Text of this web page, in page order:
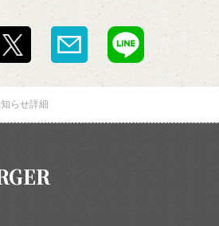
らせ詳細
情報をシェアする
| YUMMY BURGER